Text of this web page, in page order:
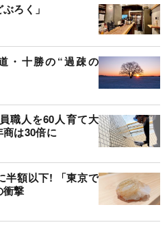
ろく」
・十勝の“過疎の
職人を60人育て大
は30倍に
半額以下! 「東京で
衝撃